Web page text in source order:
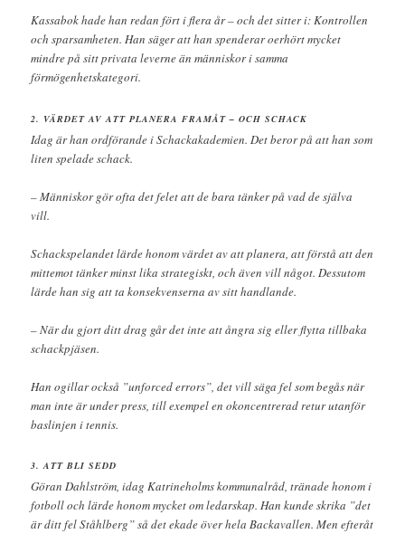
Kassabok hade han redan fört i flera år – och det sitter i: Kontrollen
och sparsamheten. Han säger att han spenderar oerhört mycket
mindre på sitt privata leverne än människor i samma
förmögenhetskategori.
2. VÄRDET AV ATT PLANERA FRAMÅT – OCH SCHACK
Idag är han ordförande i Schackakademien. Det beror på att han som
liten spelade schack.
– Människor gör ofta det felet att de bara tänker på vad de själva
vill.
Schackspelandet lärde honom värdet av att planera, att förstå att den
mittemot tänker minst lika strategiskt, och även vill något. Dessutom
lärde han sig att ta konsekvenserna av sitt handlande.
– När du gjort ditt drag går det inte att ångra sig eller flytta tillbaka
schackpjäsen.
Han ogillar också ”unforced errors”, det vill säga fel som begås när
man inte är under press, till exempel en okoncentrerad retur utanför
baslinjen i tennis.
3. ATT BLI SEDD
Göran Dahlström, idag Katrineholms kommunalråd, tränade honom i
fotboll och lärde honom mycket om ledarskap. Han kunde skrika ”det
är ditt fel Ståhlberg” så det ekade över hela Backavallen. Men efteråt